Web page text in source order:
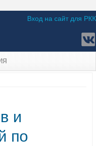
Вход на сайт для РКК
и
по